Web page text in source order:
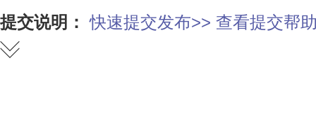
提交说明： 快速提交发布>> 查看提交帮